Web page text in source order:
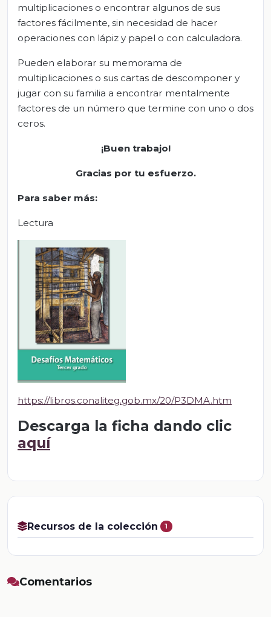
multiplicaciones o encontrar algunos de sus
factores fácilmente, sin necesidad de hacer
operaciones con lápiz y papel o con calculadora.
Pueden elaborar su memorama de
multiplicaciones o sus cartas de descomponer y
jugar con su familia a encontrar mentalmente
factores de un número que termine con uno o dos
ceros.
¡Buen trabajo!
Gracias por tu esfuerzo.
Para saber más:
Lectura
https://libros.conaliteg.gob.mx/20/P3DMA.htm
Descarga la ficha dando clic
aquí
Recursos de la colección 1
Comentarios